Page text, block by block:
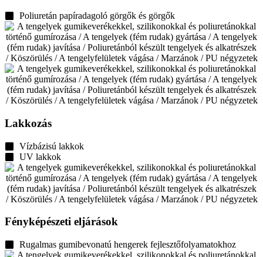
Poliuretán papíradagoló görgők és görgők
Lakkozás
Vízbázisú lakkok
UV lakkok
Fényképészeti eljárások
Rugalmas gumibevonatú hengerek fejlesztőfolyamatokhoz